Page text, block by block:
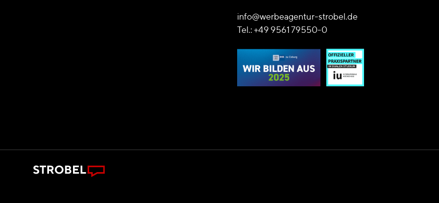
info@werbeagentur-strobel.de
Tel.: +49 9561 79550-0